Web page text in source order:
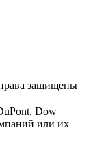
защищены
Dow
или их